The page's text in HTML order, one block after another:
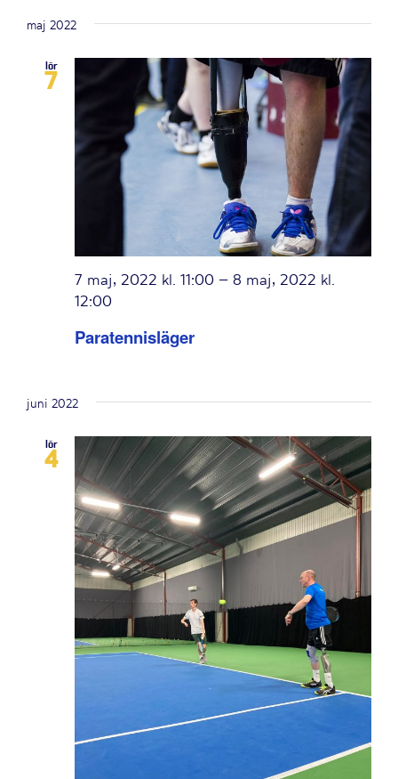
maj 2022
lör
7
Paratennisläger
7 maj, 2022 kl. 11:00 – 8 maj, 2022 kl.
12:00
juni 2022
lör
4